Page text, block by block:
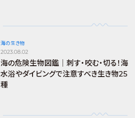
海の生き物
2023.08.02
海の危険生物図鑑｜刺す・咬む・切る！海
水浴やダイビングで注意すべき生き物25
種